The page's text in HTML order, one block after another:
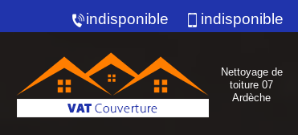
indisponible indisponible
Nettoyage de
toiture 07
Ardèche